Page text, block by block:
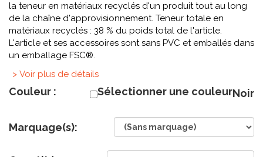
la teneur en matériaux recyclés d'un produit tout au long
de la chaîne d'approvisionnement. Teneur totale en
matériaux recyclés : 38 % du poids total de l'article.
L'article et ses accessoires sont sans PVC et emballés dans
un emballage FSC®.
> Voir plus de détails
Couleur : Sélectionner une couleurNoir
Marquage(s):